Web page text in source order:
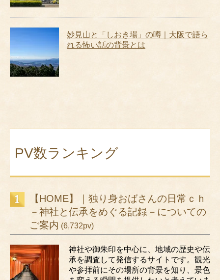
妙見山と「しおき場」の噂｜大阪で語ら
れる怖い話の背景とは
PV数ランキング
【HOME】｜独り身おばさんの日常ｃｈ
－神社と伝承をめぐる記録－についての
ご案内 (6,732pv)
神社や御朱印を中心に、地域の歴史や伝
承を調査して発信するサイトです。観光
や参拝前にその場所の背景を知り、景色